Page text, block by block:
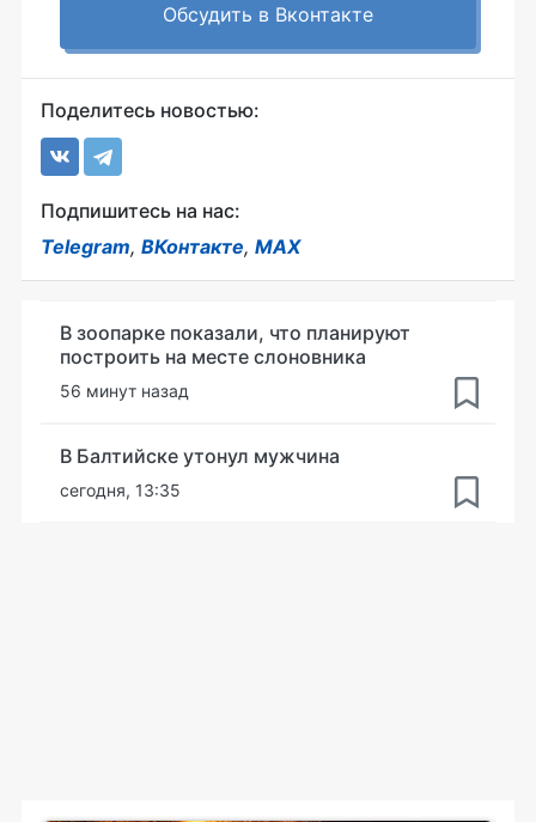
Обсудить в Вконтакте
Поделитесь новостью:
Подпишитесь на нас:
Telegram, ВКонтакте, MAX
В зоопарке показали, что планируют
построить на месте слоновника
56 минут назад
В Балтийске утонул мужчина
сегодня, 13:35